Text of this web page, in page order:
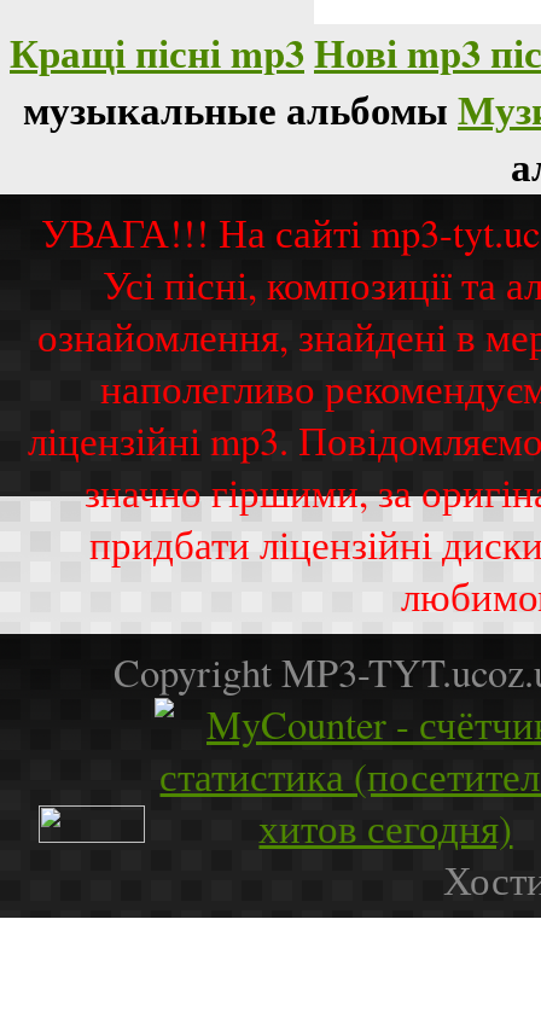
Кращі пісні mp3Нові mp3
музыкальные альбомы
УВАГА!!! На сайті mp3-
Усі пісні, композиції
ознайомлення, знайдені в
наполегливо
ліцензійні mp3.
значно гіршими, за
придбати ліцензійні
Copyright MP3-